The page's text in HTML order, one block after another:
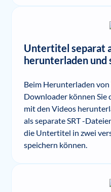
Untertitel separat
herunterladen und
Beim Herunterladen
Downloader können Sie
mit den Videos
als separate SRT -
die Untertitel in zwei
speichern können.